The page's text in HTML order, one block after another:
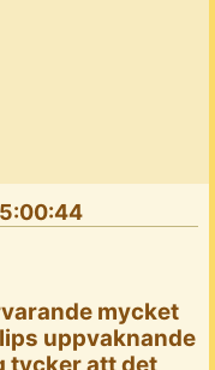
mycket
uppvaknande